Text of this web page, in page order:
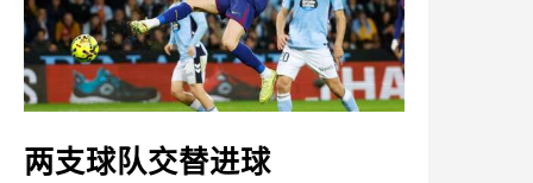
两支球队交替进球